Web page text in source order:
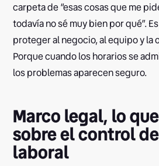
carpeta de “esas cosas que me
todavía no sé muy bien por qué”.
proteger al negocio, al equipo y la
Porque cuando los horarios se
los problemas aparecen seguro.
Marco legal, lo
sobre el control
laboral